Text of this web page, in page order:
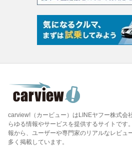
carview!（カービュー）はLINEヤフー株式会
らゆる情報やサービスを提供するサイトです
報から、ユーザーや専門家のリアルなレビュ
多く掲載しています。